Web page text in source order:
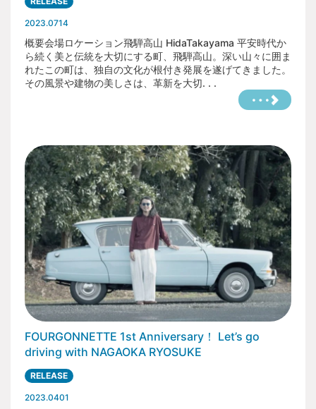
【主な権利について】
会場で撮影したイベントの写真や映像は、今後、主催者
の広告・宣伝物・SNS等に使用させていただく可能性が
ございます。また当日はメディアの取材も予定してお
り、WEBサイトや出版物に掲載される可能性がございま
すので、予めご了承ください。
雑誌やウェブ、テレビ、広告などに主催者の許可なく、
商品やブランド、その他商業的なPR行為・販売行為は禁
方々へのご配慮をお願いいたします。
【ご参加にあたって】
当イベントへの参加は、希望者が多数想定されますので
事前応募による先着制となります。応募フォームからお
申し込みください。
会場内駐車場は、車種や年式により区画を分けて駐車い
ただきます。詳細は、別途ご参加者様にご連絡します。
事前応募の際に申請いただいた車両のみが入場可能とな
ります。車両が変更となる際は事務局までお問い合わせ
ください。
運転される方は必ず有効な免許証を携帯ください。状況
によってはご提示いただく場合もございます。
違法改造した車両でのご来場はできません。
会場内の安全確保のため、駐車場の入出時間に制限があ
さい。
遅刻した場合、会場内は安全確保のご入場できない場合
がございます。時間には余裕を持ってお越しください。
開催日当日、止むを得ず遅れる可能性がある場合は、事
務局緊急連絡先までお電話ください。
開催地は丘陵地となっております。会場周辺の坂道で車
2023.0714
概要会場ロケーション飛騨高山 HidaTakayama 平安時代か
ら続く美と伝統を大切にする町、飛騨高山。深い山々に囲ま
れたこの町は、独自の文化が根付き発展を遂げてきました。
その風景や建物の美しさは、革新を大切. . .
FOURGONNETTE 1st Anniversary！ Let’s go
driving with NAGAOKA RYOSUKE
RELEASE
2023.0401